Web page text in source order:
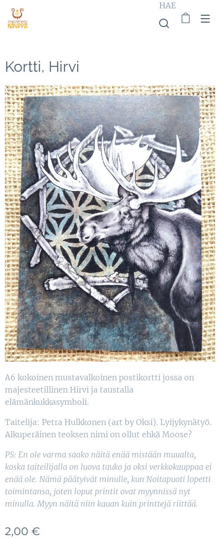
HAE
Kortti, Hirvi
A6 kokoinen mustavalkoinen postikortti jossa on
majesteetillinen Hirvi ja taustalla
elämänkukkasymboli.
Taitelija: Petra Hulkkonen (art by Oksi). Lyijykynätyö.
Alkuperäinen teoksen nimi on ollut ehkä Moose?
PS: En ole varma saako näitä enää mistään muualta,
koska taiteilijalla on luova tauko ja oksi verkkokauppaa ei
enää ole. Nämä päätyivät minulle, kun Noitapuoti lopetti
toimintansa, joten loput printit ovat myynnissä nyt
minulla. Myyn näitä niin kauan kuin printtejä riittää.
2,00 €